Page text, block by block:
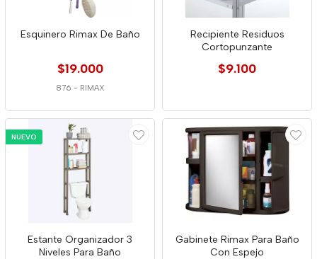
Esquinero Rimax De Baño
$19.000
876 - RIMAX
Recipiente Residuos
Cortopunzante
$9.100
NUEVO
Estante Organizador 3
Niveles Para Baño
Gabinete Rimax Para Baño
Con Espejo